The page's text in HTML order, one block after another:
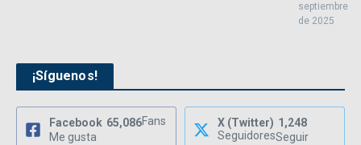
septiembre
de 2025
¡Síguenos!
Facebook 65,086Fans
Me gusta
X (Twitter) 1,248
SeguidoresSeguir